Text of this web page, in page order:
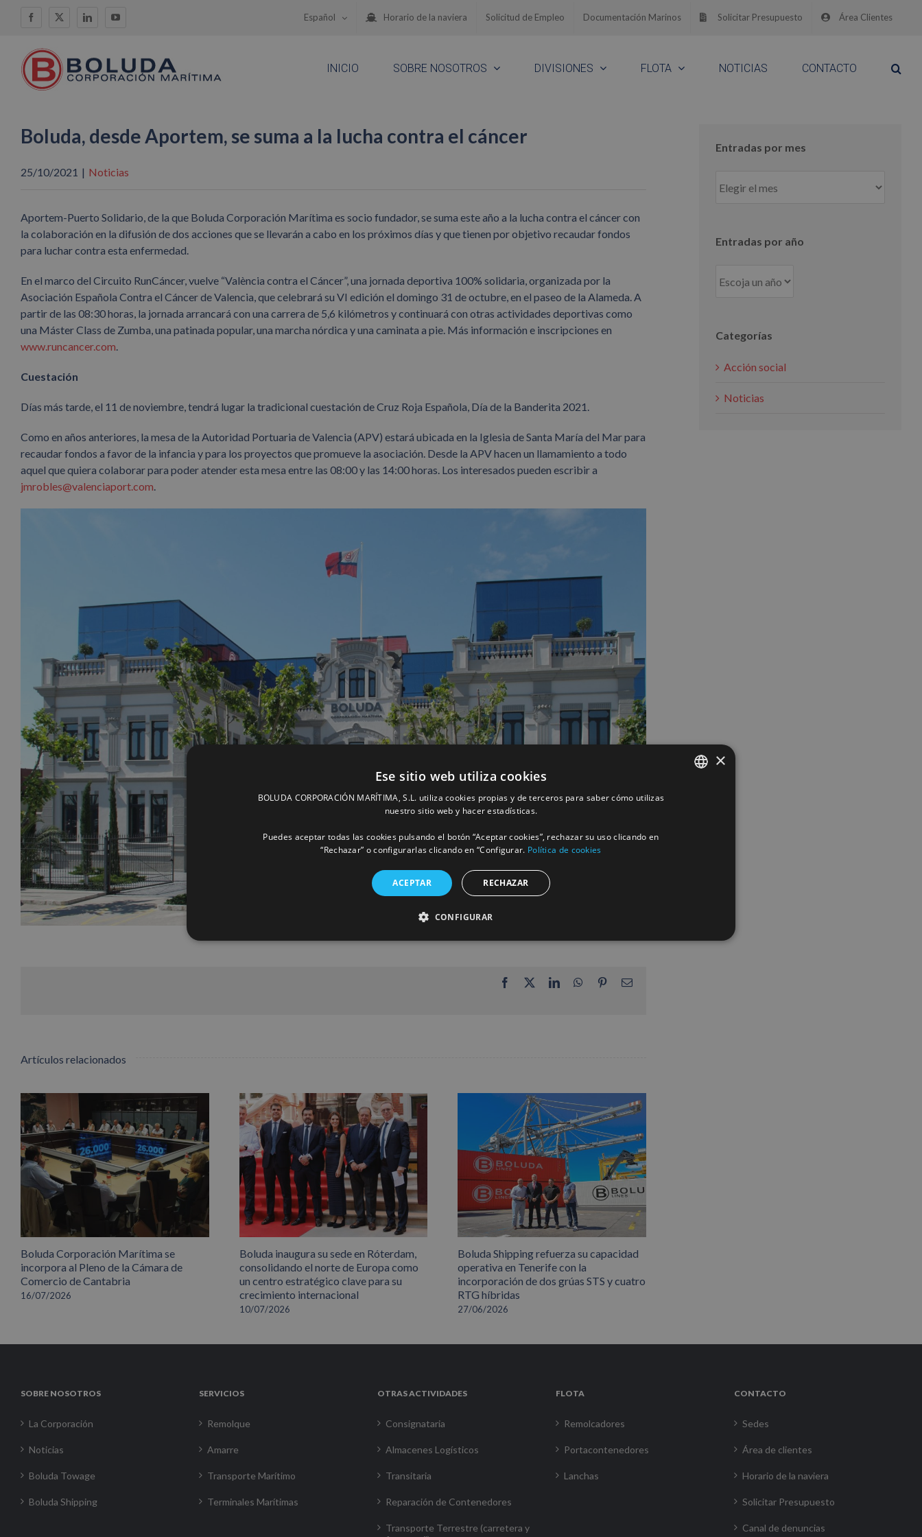
Facebook
X LinkedInYouTube Español Horario de la naviera Solicitud de Empleo Documentación Marinos Solicitar Presupuesto Área Clientes
INICIO SOBRE NOSOTROS DIVISIONES FLOTA NOTICIAS CONTACTO
Boluda, desde Aportem, se suma a la lucha contra el cáncer
25/10/2021 | Noticias
Aportem-Puerto Solidario, de la que Boluda Corporación Marítima es socio fundador, se suma este año a la lucha contra el cáncer con
la colaboración en la difusión de dos acciones que se llevarán a cabo en los próximos días y que tienen por objetivo recaudar fondos
para luchar contra esta enfermedad.
En el marco del Circuito RunCáncer, vuelve “València contra el Cáncer”, una jornada deportiva 100% solidaria, organizada por la
Asociación Española Contra el Cáncer de Valencia, que celebrará su VI edición el domingo 31 de octubre, en el paseo de la Alameda. A
partir de las 08:30 horas, la jornada arrancará con una carrera de 5,6 kilómetros y continuará con otras actividades deportivas como
una Máster Class de Zumba, una patinada popular, una marcha nórdica y una caminata a pie. Más información e inscripciones en
www.runcancer.com.
Cuestación
Días más tarde, el 11 de noviembre, tendrá lugar la tradicional cuestación de Cruz Roja Española, Día de la Banderita 2021.
Como en años anteriores, la mesa de la Autoridad Portuaria de Valencia (APV) estará ubicada en la Iglesia de Santa María del Mar para
recaudar fondos a favor de la infancia y para los proyectos que promueve la asociación. Desde la APV hacen un llamamiento a todo
aquel que quiera colaborar para poder atender esta mesa entre las 08:00 y las 14:00 horas. Los interesados pueden escribir a
jmrobles@valenciaport.com.
Facebook
X LinkedInWhatsApp
PinterestCorreo
Artículos relacionados
Boluda Corporación Marítima se
incorpora al Pleno de la Cámara de
Comercio de Cantabria
16/07/2026
Boluda inaugura su sede en Róterdam,
consolidando el norte de Europa como
un centro estratégico clave para su
crecimiento internacional
10/07/2026
Boluda Shipping refuerza su capacidad
operativa en Tenerife con la
incorporación de dos grúas STS y cuatro
RTG híbridas
27/06/2026
Entradas por mes
por
Entradas por año
Categorías
Acción social
Noticias
SOBRE NOSOTROS
La Corporación
Noticias
Boluda Towage
Boluda Shipping
SERVICIOS
Remolque
Amarre
Transporte Marítimo
Terminales Marítimas
OTRAS ACTIVIDADES
Consignataria
Almacenes Logísticos
Transitaria
Reparación de Contenedores
Transporte Terrestre (carretera y
FLOTA
Remolcadores
Portacontenedores
Lanchas
CONTACTO
Sedes
Área de clientes
Horario de la naviera
Solicitar Presupuesto
Canal de denuncias
×
Ese sitio web utiliza cookies
BOLUDA CORPORACIÓN MARÍTIMA, S.L. utiliza cookies propias y de terceros para saber cómo utilizas
nuestro sitio web y hacer estadísticas.
Puedes aceptar todas las cookies pulsando el botón “Aceptar cookies”, rechazar su uso clicando en
“Rechazar” o configurarlas clicando en “Configurar. Política de cookies
ACEPTAR RECHAZAR
CONFIGURAR